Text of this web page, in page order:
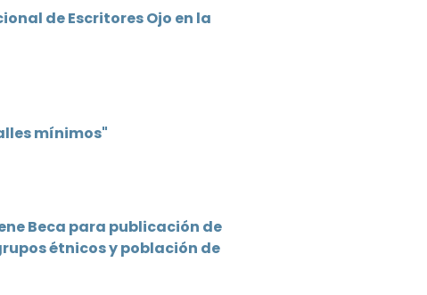
de Escritores Ojo en la
mínimos"
Beca para publicación de
étnicos y población de